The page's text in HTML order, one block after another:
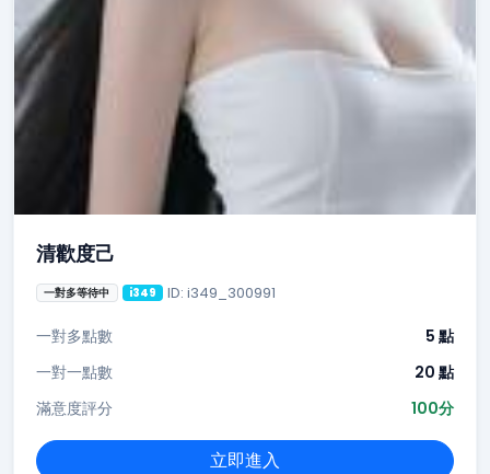
清歡度己
一對多等待中 i349 ID: i349_300991
一對多點數
5 點
一對一點數
20 點
滿意度評分
100分
立即進入